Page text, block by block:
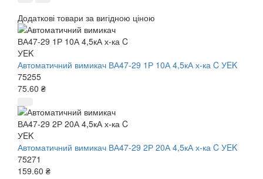
Додаткові товари за вигідною ціною
Автоматичний вимикач ВА47-29 1Р 10А 4,5кА х-ка C УEK
75255
75.60 ₴
Автоматичний вимикач ВА47-29 2Р 20А 4,5кА х-ка C УEK
75271
159.60 ₴